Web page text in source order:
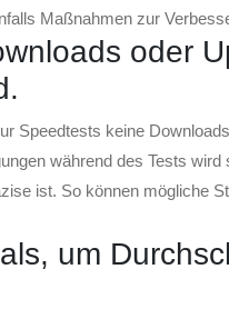
Maßnahmen zur
oder
Speedtests keine
während des Tests wird
ist. So können mögliche
um